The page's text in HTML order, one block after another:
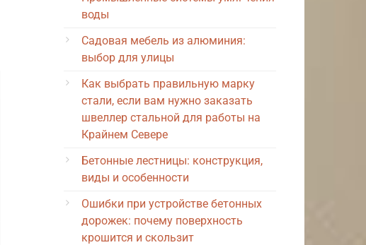
воды
Садовая мебель из алюминия:
выбор для улицы
Как выбрать правильную марку
стали, если вам нужно заказать
швеллер стальной для работы на
Крайнем Севере
Бетонные лестницы: конструкция,
виды и особенности
Ошибки при устройстве бетонных
дорожек: почему поверхность
крошится и скользит